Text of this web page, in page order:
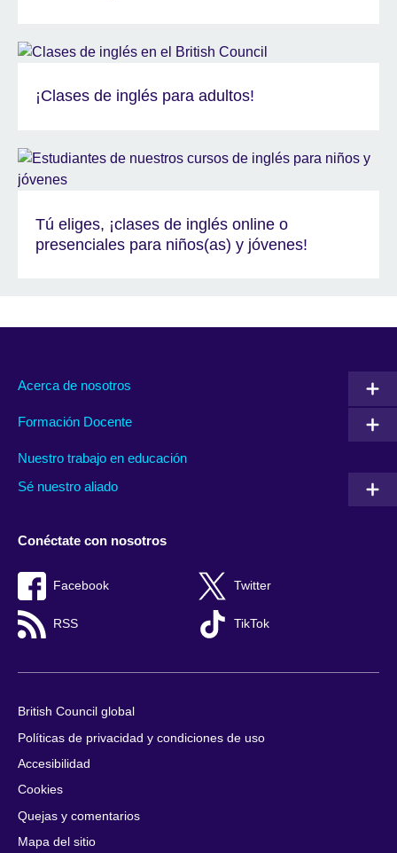
¡Clases de inglés para adultos!
Tú eliges, ¡clases de inglés online o
presenciales para niños(as) y jóvenes!
Acerca de nosotros
Formación Docente
Nuestro trabajo en educación
Sé nuestro aliado
Conéctate con nosotros
Facebook Twitter
RSS TikTok
British Council global
Políticas de privacidad y condiciones de uso
Accesibilidad
Cookies
Quejas y comentarios
Mapa del sitio